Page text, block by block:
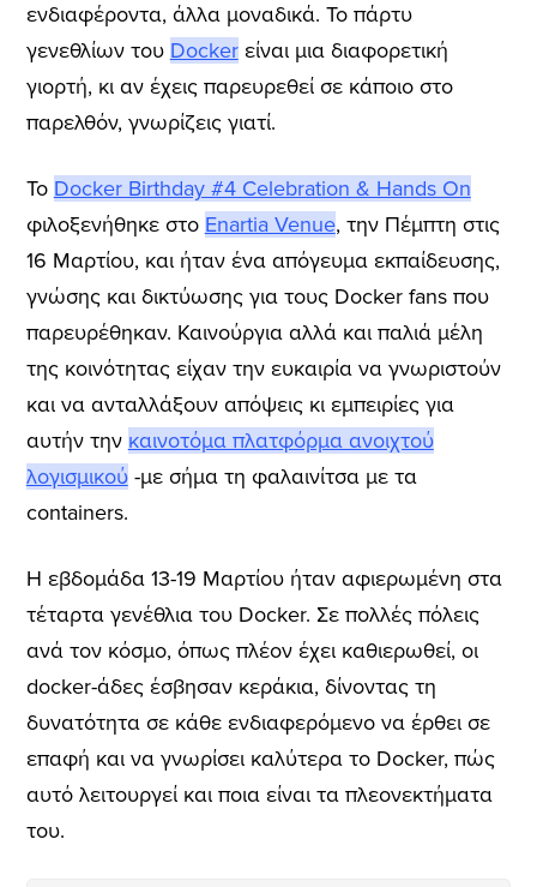
ενδιαφέροντα, άλλα μοναδικά. Το πάρτυ
γενεθλίων του Dockerείναι μια διαφορετική
γιορτή, κι αν έχεις παρευρεθεί σε κάποιο στο
παρελθόν, γνωρίζεις γιατί.
To Docker Birthday #4 Celebration & Hands On
φιλοξενήθηκε στο Enartia Venue, την Πέμπτη στις
16 Μαρτίου, και ήταν ένα απόγευμα εκπαίδευσης,
γνώσης και δικτύωσης για τους Docker fans που
παρευρέθηκαν. Καινούργια αλλά και παλιά μέλη
της κοινότητας είχαν την ευκαιρία να γνωριστούν
και να ανταλλάξουν απόψεις κι εμπειρίες για
αυτήν την καινοτόμα πλατφόρμα ανοιχτού
λογισμικού-με σήμα τη φαλαινίτσα με τα
containers.
Η εβδομάδα 13-19 Μαρτίου ήταν αφιερωμένη στα
τέταρτα γενέθλια του Docker. Σε πολλές πόλεις
ανά τον κόσμο, όπως πλέον έχει καθιερωθεί, οι
docker-άδες έσβησαν κεράκια, δίνοντας τη
δυνατότητα σε κάθε ενδιαφερόμενο να έρθει σε
επαφή και να γνωρίσει καλύτερα το Docker, πώς
αυτό λειτουργεί και ποια είναι τα πλεονεκτήματα
του.